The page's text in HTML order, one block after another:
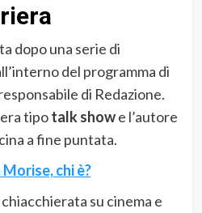
dopo una serie di
del programma di
di Redazione.
tipotalk showe l’autore
a fine puntata.
chi è?
su cinema e